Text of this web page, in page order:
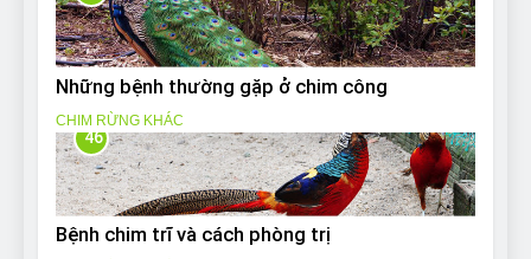
Những bệnh thường gặp ở chim công
CHIM RỪNG KHÁC
46
Bệnh chim trĩ và cách phòng trị